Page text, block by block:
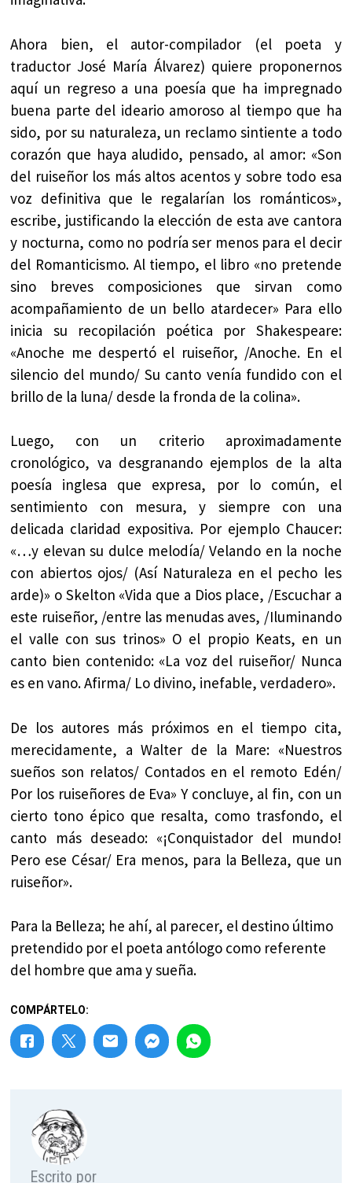
Ahora bien, el autor-compilador (el poeta y
traductor José María Álvarez) quiere proponernos
aquí un regreso a una poesía que ha impregnado
buena parte del ideario amoroso al tiempo que ha
sido, por su naturaleza, un reclamo sintiente a todo
corazón que haya aludido, pensado, al amor: «Son
del ruiseñor los más altos acentos y sobre todo esa
voz definitiva que le regalarían los románticos»,
escribe, justificando la elección de esta ave cantora
y nocturna, como no podría ser menos para el decir
del Romanticismo. Al tiempo, el libro «no pretende
sino breves composiciones que sirvan como
acompañamiento de un bello atardecer» Para ello
inicia su recopilación poética por Shakespeare:
«Anoche me despertó el ruiseñor, /Anoche. En el
silencio del mundo/ Su canto venía fundido con el
brillo de la luna/ desde la fronda de la colina».
Luego, con un criterio aproximadamente
cronológico, va desgranando ejemplos de la alta
poesía inglesa que expresa, por lo común, el
sentimiento con mesura, y siempre con una
delicada claridad expositiva. Por ejemplo Chaucer:
«…y elevan su dulce melodía/ Velando en la noche
con abiertos ojos/ (Así Naturaleza en el pecho les
arde)» o Skelton «Vida que a Dios place, /Escuchar a
este ruiseñor, /entre las menudas aves, /Iluminando
el valle con sus trinos» O el propio Keats, en un
canto bien contenido: «La voz del ruiseñor/ Nunca
es en vano. Afirma/ Lo divino, inefable, verdadero».
De los autores más próximos en el tiempo cita,
merecidamente, a Walter de la Mare: «Nuestros
sueños son relatos/ Contados en el remoto Edén/
Por los ruiseñores de Eva» Y concluye, al fin, con un
cierto tono épico que resalta, como trasfondo, el
canto más deseado: «¡Conquistador del mundo!
Pero ese César/ Era menos, para la Belleza, que un
ruiseñor».
Para la Belleza; he ahí, al parecer, el destino último
pretendido por el poeta antólogo como referente
del hombre que ama y sueña.
COMPÁRTELO:
Escrito por